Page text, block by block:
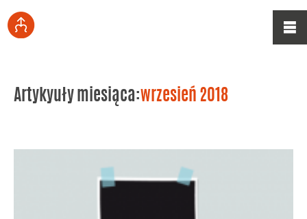
Artykyuły miesiąca:wrzesień 2018